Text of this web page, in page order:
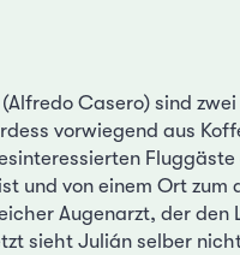
Casero) sind
vorwiegend aus
und von einem Ort
Augenarzt, der
sieht Julián selber